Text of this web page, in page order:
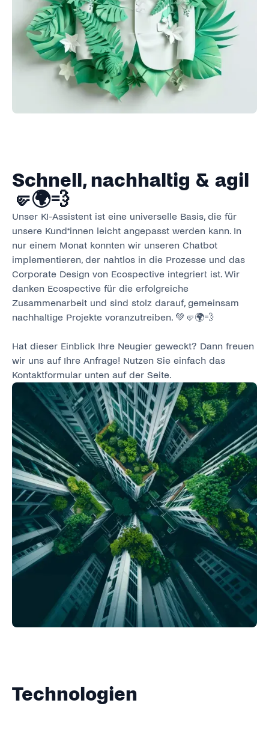
Schnell, nachhaltig & agil
🤛🌍💨
Unser KI-Assistent ist eine universelle Basis, die für
unsere Kund*innen leicht angepasst werden kann. In
nur einem Monat konnten wir unseren Chatbot
implementieren, der nahtlos in die Prozesse und das
Corporate Design von Ecospective integriert ist. Wir
danken Ecospective für die erfolgreiche
Zusammenarbeit und sind stolz darauf, gemeinsam
nachhaltige Projekte voranzutreiben. 💚🤛🌍💨
Hat dieser Einblick Ihre Neugier geweckt? Dann freuen
wir uns auf Ihre Anfrage! Nutzen Sie einfach das
Kontaktformular unten auf der Seite.
Technologien